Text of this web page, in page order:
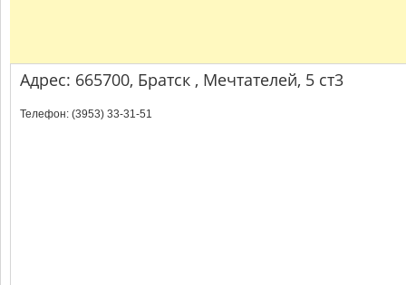
Адрес: 665700, Братск , Мечтателей, 5 ст3
Телефон: (3953) 33-31-51